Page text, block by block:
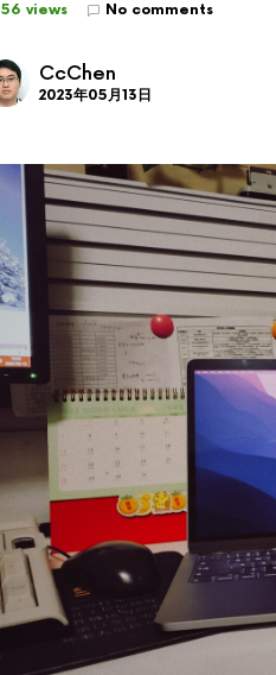
56 views No comments
CcChen
2023年05月13日